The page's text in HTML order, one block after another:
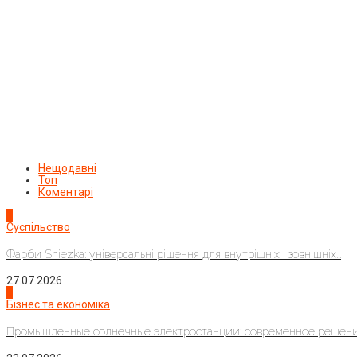
Нещодавні
Топ
Коментарі
Суспільство
Фарби Sniezka: універсальні рішення для внутрішніх і зовнішніх...
27.07.2026
Бізнес та економіка
Промышленные солнечные электростанции: современное